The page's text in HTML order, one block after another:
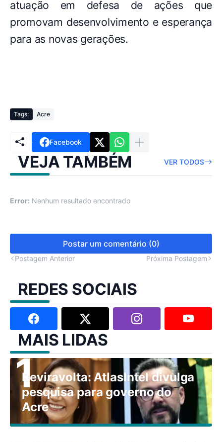
atuação em defesa de ações que
promovam desenvolvimento e esperança
para as novas gerações.
Tags: Acre
Facebook
VEJA TAMBÉM VER TODOS
Error: Nenhum resultado encontrado
Postar um comentário (0)
Postagem Anterior Próxima Postagem
REDES SOCIAIS
MAIS LIDAS
Reviravolta: AtlasIntel divulga
pesquisa para governo do
Acre